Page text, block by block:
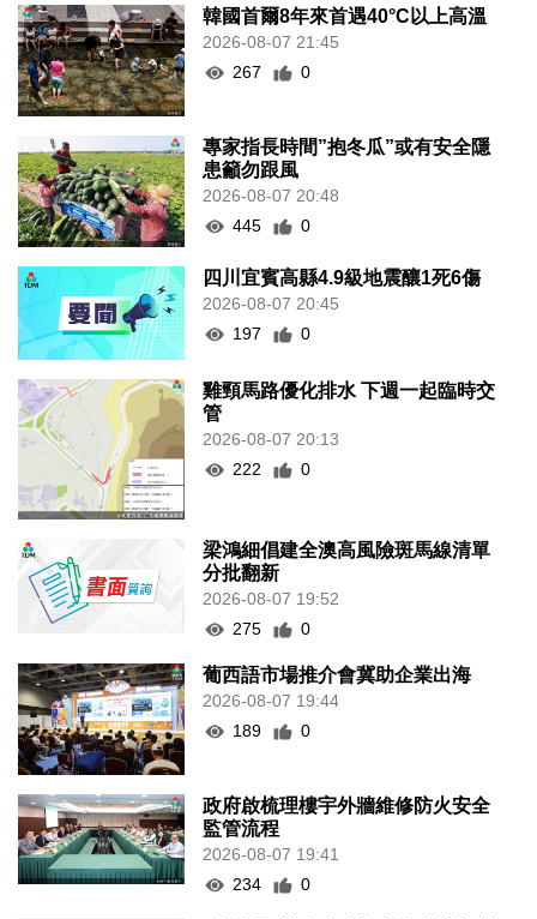
韓國首爾8年來首遇40°C以上高溫
2026-08-07 21:45
267
0
專家指長時間”抱冬瓜”或有安全隱
患籲勿跟風
2026-08-07 20:48
445
0
四川宜賓高縣4.9級地震釀1死6傷
2026-08-07 20:45
197
0
雞頸馬路優化排水 下週一起臨時交
管
2026-08-07 20:13
222
0
梁鴻細倡建全澳高風險斑馬線清單
分批翻新
2026-08-07 19:52
275
0
葡西語市場推介會冀助企業出海
2026-08-07 19:44
189
0
政府啟梳理樓宇外牆維修防火安全
監管流程
2026-08-07 19:41
234
0